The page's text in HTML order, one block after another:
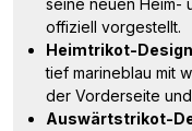
seine neuen Heim-
offiziell vorgestellt.
Heimtrikot-
tief marineblau mit
der Vorderseite
Auswärtstrikot-